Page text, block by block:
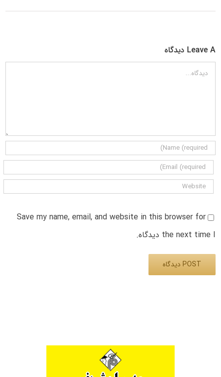
Leave A دیدگاه
دیدگاه
Save my name, email, and website in this browser for
the next time I دیدگاه.